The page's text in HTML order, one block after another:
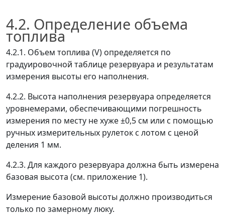
4.2. Определение объема
топлива
4.2.1. Объем топлива (V) определяется по
градуировочной таблице резервуара и результатам
измерения высоты его наполнения.
4.2.2. Высота наполнения резервуара определяется
уровнемерами, обеспечивающими погрешность
измерения по месту не хуже±0,5 см или с помощью
ручных измерительных рулеток с лотом с ценой
деления 1 мм.
4.2.3. Для каждого резервуара должна быть измерена
базовая высота (см. приложение 1).
Измерение базовой высоты должно производиться
только по замерному люку.